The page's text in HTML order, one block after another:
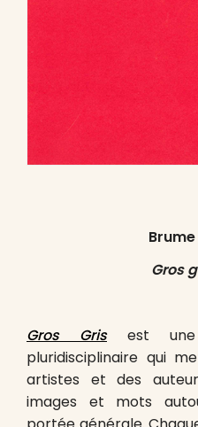
Brume
Gros
Gros Grisest une
pluridisciplinaire qui
artistes et des
images et mots